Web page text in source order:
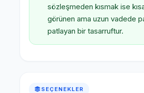
sözleşmeden kısmak ise
görünen ama uzun vadede
patlayan bir tasarruftur.
SEÇENEKLER